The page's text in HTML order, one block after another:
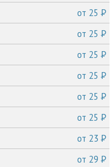
от 25P
от 25P
от 25P
от 25P
от 25P
от 25P
от 23P
от 29P